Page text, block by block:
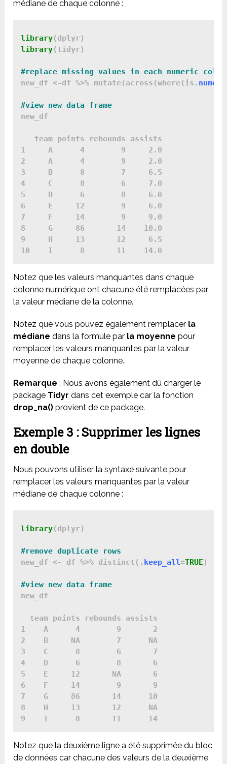
médiane de chaque colonne :
library
library(tidyr)
new_df <-df %>% mutate(across(where(is.
new_df
   team points rebounds assists
1     A      4        9     2.0
2     A      4        9     2.0
3     B      8        7     6.5
4     C      8        6     7.0
5     D      6        8     6.0
6     E     12        9     6.0
7     F     14        9     9.0
8     G     86       14    10.0
9     H     13       12     6.5
10    I      8       11    14.0
Notez que les valeurs manquantes dans chaque
colonne numérique ont chacune été remplacées par
la valeur médiane de la colonne.
Notez que vous pouvez également remplacer la
médiane dans la formule par la moyenne pour
remplacer les valeurs manquantes par la valeur
moyenne de chaque colonne.
Remarque : Nous avons également dû charger le
package Tidyr dans cet exemple car la fonction
drop_na() provient de ce package.
Exemple 3 : Supprimer les lignes
en double
Nous pouvons utiliser la syntaxe suivante pour
remplacer les valeurs manquantes par la valeur
médiane de chaque colonne :
library(dplyr)
new_df <- df %>% distinct(. keep_all=TRUE)
new_df
  team points rebounds assists
1    A      4        9       2
2    B     NA        7      NA
3    C      8        6       7
4    D      6        8       6
5    E     12       NA       6
6    F     14        9       9
7    G     86       14      10
8    H     13       12      NA
9    I      8       11      14
Notez que la deuxième ligne a été supprimée du bloc
de données car chacune des valeurs de la deuxième